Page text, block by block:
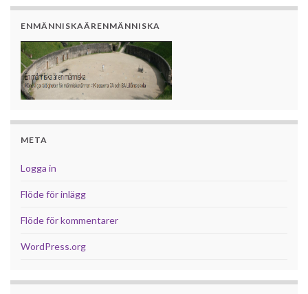
ENMÄNNISKAÄRENMÄNNISKA
META
Logga in
Flöde för inlägg
Flöde för kommentarer
WordPress.org